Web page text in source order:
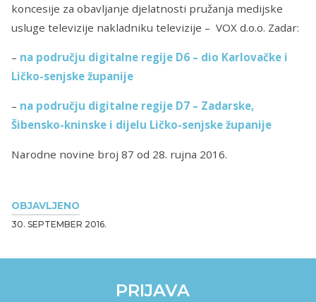
OBJAVLJENO
30. SEPTEMBER 2016.
koncesije za obavljanje djelatnosti pružanja medijske
usluge televizije nakladniku televizije – VOX d.o.o. Zadar:
– na području digitalne regije D6 – dio Karlovačke i
Ličko-senjske županije
– na području digitalne regije D7 – Zadarske,
Šibensko-kninske i dijelu Ličko-senjske županije
Narodne novine broj 87 od 28. rujna 2016.
PRIJAVA